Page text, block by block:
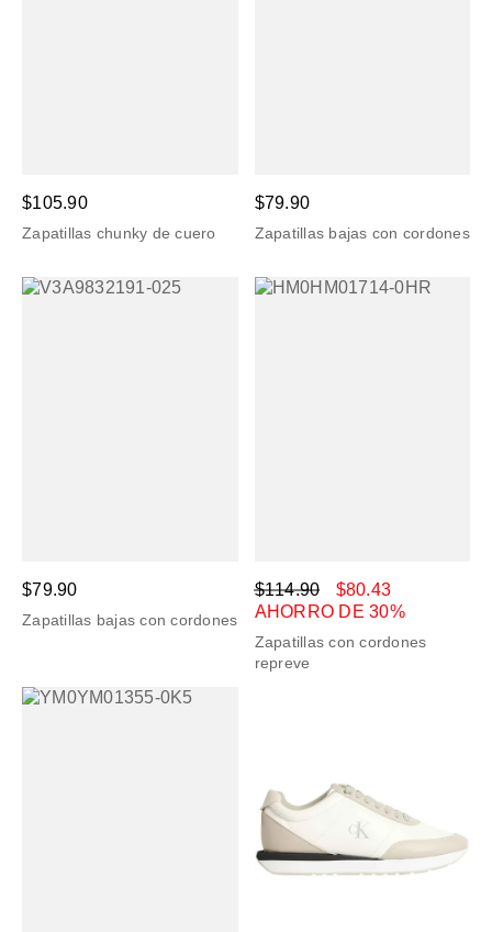
$105.90
Zapatillas chunky de cuero
$79.90
Zapatillas bajas con cordones
$79.90
Zapatillas bajas con cordones
$114.90
$80.43
AHORRO DE 30%
Zapatillas con cordones
repreve